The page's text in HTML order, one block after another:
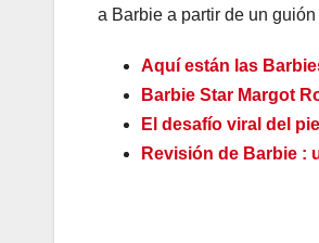
a Barbie a partir de un
Aquí están las
Barbie Star Margot
El desafío viral del
Revisión de Barbie :